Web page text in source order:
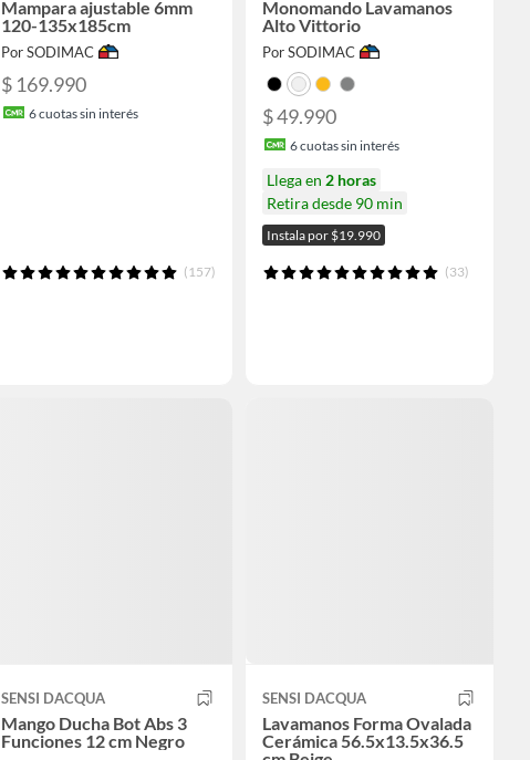
Mampara ajustable 6mm
120-135x185cm
Por SODIMAC
$ 169.990
6cuotas sin interés
(157)
Monomando Lavamanos
Alto Vittorio
Por SODIMAC
$ 49.990
6cuotas sin interés
Llega en 2 horas
Retira desde 90 min
Instala por $19.990
(33)
SENSI DACQUA
Mango Ducha Bot Abs 3
Funciones 12 cm Negro
SENSI DACQUA
Lavamanos Forma Ovalada
Cerámica 56.5x13.5x36.5